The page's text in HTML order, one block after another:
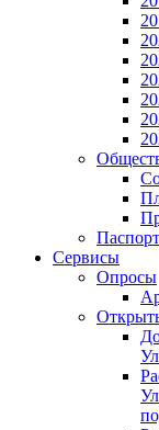
Сервисы
Опросы